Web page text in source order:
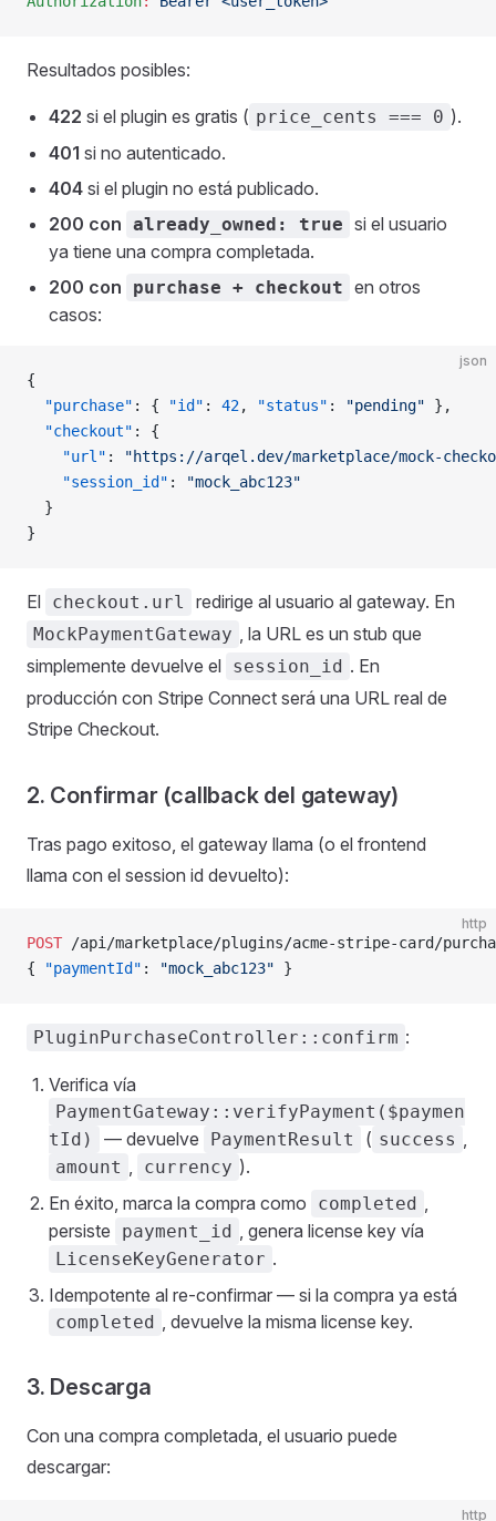
Resultados posibles:
422 si el plugin es gratis ( price_cents === 0 ).
401 si no autenticado.
404 si el plugin no está publicado.
200 con already_owned: true si el usuario
ya tiene una compra completada.
200 con
purchase + checkout en otros
casos:
json
{
  "purchase"
: { "id" : 42, "status" : "pending" },
  "checkout"
: {
    "url"
:
"https://arqel.dev/marketplace/mock-
    "session_id"
:
"mock_abc123"
  }
}
El checkout.url redirige al usuario al gateway. En
MockPaymentGateway , la URL es un stub que
simplemente devuelve el session_id . En
producción con Stripe Connect será una URL real de
Stripe Checkout.
2. Confirmar (callback del gateway)
Tras pago exitoso, el gateway llama (o el frontend
llama con el session id devuelto):
http
POST /api/marketplace/plugins/acme-stripe-card/
{
"paymentId" : "mock_abc123" }
PluginPurchaseController::confirm :
Verifica vía
PaymentGateway::verifyPayment($paymen
tId)
— devuelve PaymentResult ( success ,
amount , currency ).
En éxito, marca la compra como
completed ,
persiste
payment_id , genera license key vía
LicenseKeyGenerator .
Idempotente al re-confirmar — si la compra ya está
completed , devuelve la misma license key.
3. Descarga
Con una compra completada, el usuario puede
descargar:
http